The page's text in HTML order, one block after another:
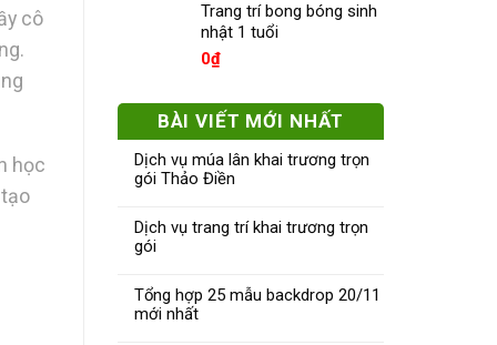
Trang trí bong bóng sinh
nhật 1 tuổi
0₫
BÀI VIẾT MỚI NHẤT
Dịch vụ múa lân khai trương trọn
gói Thảo Điền
Dịch vụ trang trí khai trương trọn
gói
Tổng hợp 25 mẫu backdrop 20/11
mới nhất
cô
học